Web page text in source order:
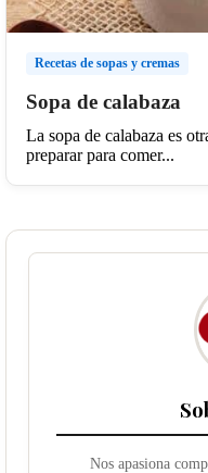
Recetas de sopas y cremas
Sopa de calabaza
La sopa de calabaza es
preparar para comer...
Nos apasiona